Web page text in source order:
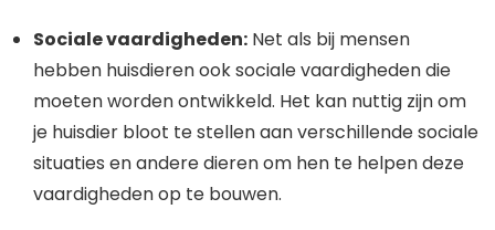
Sociale vaardigheden: Net als bij mensen
hebben huisdieren ook sociale vaardigheden die
moeten worden ontwikkeld. Het kan nuttig zijn om
je huisdier bloot te stellen aan verschillende sociale
situaties en andere dieren om hen te helpen deze
vaardigheden op te bouwen.